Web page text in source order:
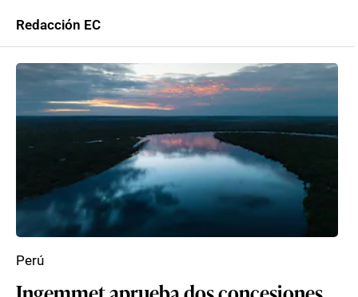
Redacción EC
Perú